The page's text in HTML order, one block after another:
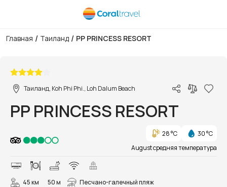
Главная / Таиланд / PP PRINCESS RESORT
Таиланд, Koh Phi Phi., Loh Dalum Beach
PP PRINCESS RESORT
28 °C
30 °C
August средняя температура
45 км 50 м Песчано-галечный пляж